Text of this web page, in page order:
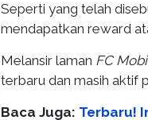
Seperti yang telah
mendapatkan reward
Melansir laman FC
terbaru dan masih aktif
Baca Juga: Terbaru!